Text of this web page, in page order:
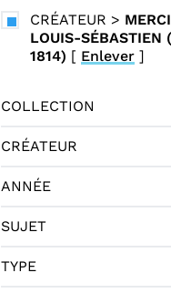
CRÉATEUR >
LOUIS-SÉBASTIEN
1814) [ Enlever ]
COLLECTION
ALPES
CRÉATEUR
GESSNER,
1788)
HALLER, ALBRECHT
MERCIER, LOUIS-
ANNÉE
SUJET
TYPE